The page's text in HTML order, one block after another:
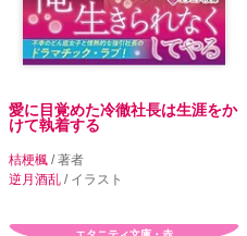
愛に目覚めた冷徹社長は生涯をか
けて執着する
桔梗楓 / 著者
逆月酒乱 / イラスト